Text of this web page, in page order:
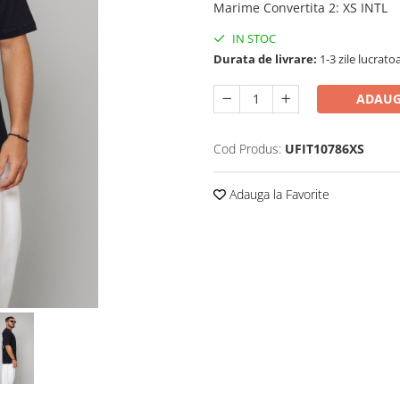
Marime Convertita 2: XS INTL
IN STOC
Durata de livrare: 1-3 zile
Cod Produs: UFIT10786XS
Adauga la Favorite